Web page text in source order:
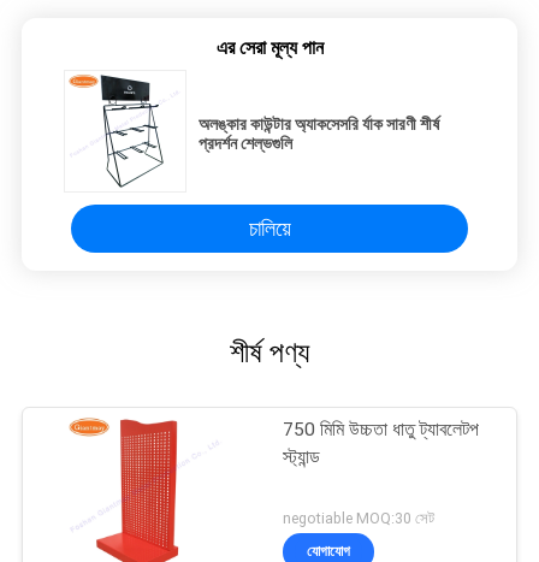
এর সেরা মূল্য পান
অলঙ্কার কাউন্টার অ্যাকসেসরি র্যাক সারণী শীর্ষ
প্রদর্শন শেল্ভগুলি
চালিয়ে
শীর্ষ পণ্য
750 মিমি উচ্চতা ধাতু ট্যাবলেটপ
স্ট্যান্ড
negotiable MOQ:30 সেট
যোগাযোগ